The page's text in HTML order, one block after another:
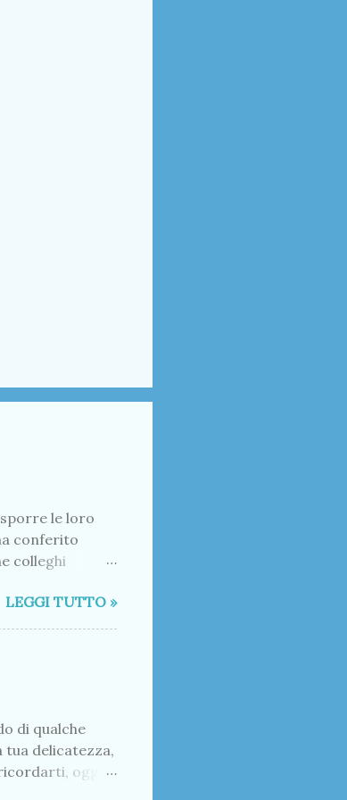
le loro
conferito
colleghi
di
con mezzi
trasporto
di servizio
LEGGI TUTTO »
di qualche
delicatezza,
oggi è